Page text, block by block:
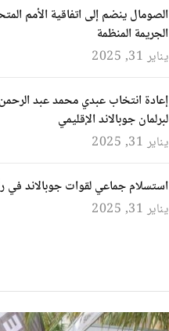
الصومال ينضم إلى اتفاقية الأمم
الجريمة المنظمة
يناير 31, 2025
إعادة انتخاب عبدي محمد عبد
لبرلمان جوبالاند الإقليمي
يناير 31, 2025
استسلام جماعي لقوات جوبالاند في
يناير 31, 2025